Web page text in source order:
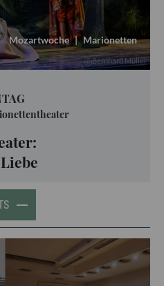
Mozartwoche | Marionetten
Bernhard Müller